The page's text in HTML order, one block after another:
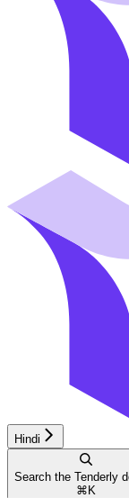
Hindi
Search the Tenderly
⌘ K